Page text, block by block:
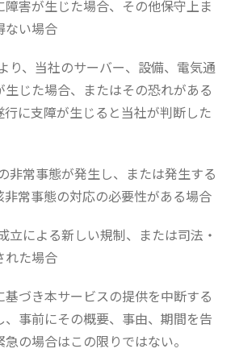
害が生じた場合、その他保守上ま
ない場合
り、当社のサーバー、設備、電気通
じた場合、またはその恐れがある
に支障が生じると当社が判断した
非常事態が発生し、または発生する
常事態の対応の必要性がある場合
立による新しい規制、または司法・
れた場合
づき本サービスの提供を中断する
事前にその概要、事由、期間を告
の場合はこの限りではない。